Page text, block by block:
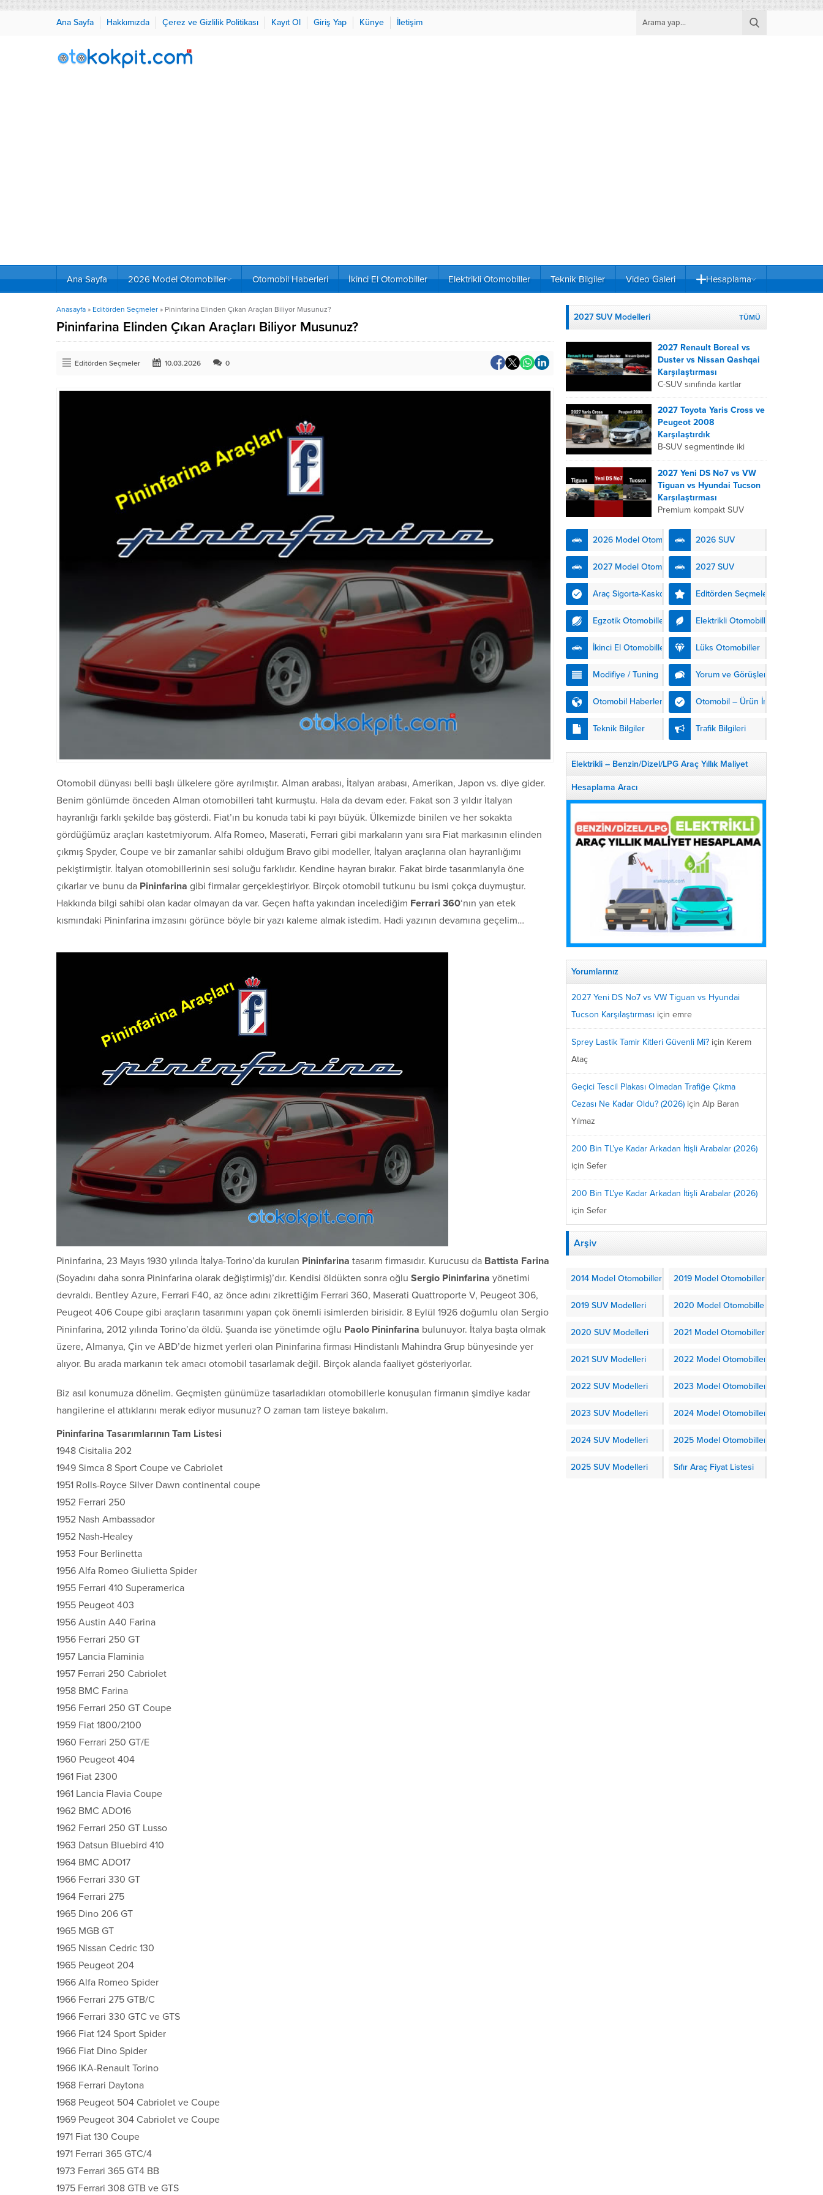
Ana Sayfa Hakkımızda Çerez ve Gizlilik Politikası Kayıt Ol Giriş Yap Künye İletişim
Ana Sayfa 2026 Model Otomobiller Otomobil Haberleri İkinci El Otomobiller Elektrikli Otomobiller Teknik Bilgiler Video Galeri Hesaplama
Anasayfa » Editörden Seçmeler » Pininfarina Elinden Çıkan Araçları Biliyor Musunuz?
Pininfarina Elinden Çıkan Araçları Biliyor Musunuz?
Editörden Seçmeler 10.03.2026 0
Otomobil dünyası belli başlı ülkelere göre ayrılmıştır. Alman arabası, İtalyan arabası, Amerikan, Japon vs. diye gider.
Benim gönlümde önceden Alman otomobilleri taht kurmuştu. Hala da devam eder. Fakat son 3 yıldır İtalyan
hayranlığı farklı şekilde baş gösterdi. Fiat’ın bu konuda tabi ki payı büyük. Ülkemizde binilen ve her sokakta
gördüğümüz araçları kastetmiyorum. Alfa Romeo, Maserati, Ferrari gibi markaların yanı sıra Fiat markasının elinden
çıkmış Spyder, Coupe ve bir zamanlar sahibi olduğum Bravo gibi modeller, İtalyan araçlarına olan hayranlığımı
pekiştirmiştir. İtalyan otomobillerinin sesi soluğu farklıdır. Kendine hayran bırakır. Fakat birde tasarımlarıyla öne
çıkarlar ve bunu da Pininfarina gibi firmalar gerçekleştiriyor. Birçok otomobil tutkunu bu ismi çokça duymuştur.
Hakkında bilgi sahibi olan kadar olmayan da var. Geçen hafta yakından incelediğim Ferrari 360‘nın yan etek
kısmındaki Pininfarina imzasını görünce böyle bir yazı kaleme almak istedim. Hadi yazının devamına geçelim…
Pininfarina, 23 Mayıs 1930 yılında İtalya-Torino’da kurulan Pininfarina tasarım firmasıdır. Kurucusu da Battista Farina
(Soyadını daha sonra Pininfarina olarak değiştirmiş)’dır. Kendisi öldükten sonra oğlu Sergio Pininfarina yönetimi
devraldı. Bentley Azure, Ferrari F40, az önce adını zikrettiğim Ferrari 360, Maserati Quattroporte V, Peugeot 306,
Peugeot 406 Coupe gibi araçların tasarımını yapan çok önemli isimlerden birisidir. 8 Eylül 1926 doğumlu olan Sergio
Pininfarina, 2012 yılında Torino’da öldü. Şuanda ise yönetimde oğlu Paolo Pininfarina bulunuyor. İtalya başta olmak
üzere, Almanya, Çin ve ABD’de hizmet yerleri olan Pininfarina firması Hindistanlı Mahindra Grup bünyesinde yer
alıyor. Bu arada markanın tek amacı otomobil tasarlamak değil. Birçok alanda faaliyet gösteriyorlar.
Biz asıl konumuza dönelim. Geçmişten günümüze tasarladıkları otomobillerle konuşulan firmanın şimdiye kadar
hangilerine el attıklarını merak ediyor musunuz? O zaman tam listeye bakalım.
Pininfarina Tasarımlarının Tam Listesi
1948 Cisitalia 202
1949 Simca 8 Sport Coupe ve Cabriolet
1951 Rolls-Royce Silver Dawn continental coupe
1952 Ferrari 250
1952 Nash Ambassador
1952 Nash-Healey
1953 Four Berlinetta
1956 Alfa Romeo Giulietta Spider
1955 Ferrari 410 Superamerica
1955 Peugeot 403
1956 Austin A40 Farina
1956 Ferrari 250 GT
1957 Lancia Flaminia
1957 Ferrari 250 Cabriolet
1958 BMC Farina
1956 Ferrari 250 GT Coupe
1959 Fiat 1800/2100
1960 Ferrari 250 GT/E
1960 Peugeot 404
1961 Fiat 2300
1961 Lancia Flavia Coupe
1962 BMC ADO16
1962 Ferrari 250 GT Lusso
1963 Datsun Bluebird 410
1964 BMC ADO17
1966 Ferrari 330 GT
1964 Ferrari 275
1965 Dino 206 GT
1965 MGB GT
1965 Nissan Cedric 130
1965 Peugeot 204
1966 Alfa Romeo Spider
1966 Ferrari 275 GTB/C
1966 Ferrari 330 GTC ve GTS
1966 Fiat 124 Sport Spider
1966 Fiat Dino Spider
1966 IKA-Renault Torino
1968 Ferrari Daytona
1968 Peugeot 504 Cabriolet ve Coupe
1969 Peugeot 304 Cabriolet ve Coupe
1971 Fiat 130 Coupe
1971 Ferrari 365 GTC/4
1973 Ferrari 365 GT4 BB
1975 Ferrari 308 GTB ve GTS
2027 SUV Modelleri TÜMÜ
2027 Renault Boreal vs
Duster vs Nissan Qashqai
Karşılaştırması
C-SUV sınıfında kartlar
yeniden dağıtıldı. 2027
Renault Boreal, Renault
Duster ve Nissan Qashqai;
her biri farklı bir sürüş
deneyimi, motor...
2027 Toyota Yaris Cross ve
Peugeot 2008
Karşılaştırdık
B-SUV segmentinde iki
önemli oyuncu olan 2027
Toyota Yaris
Cross ve Peugeot 2008,
farklı mühendislik
felsefeleriyle kullanıcıların
hibrit teknolojisindeki
uzmanlığını...
2027 Yeni DS No7 vs VW
Tiguan vs Hyundai Tucson
Karşılaştırması
Premium kompakt SUV
isteyen 2027 DS No7,
kendinden şarjlı hibrit
teknolojisiyle buluşturuyor.
DS Automobiles’in yeni...
2026 Model Otomobiller 2026 SUV
2027 Model Otomobiller 2027 SUV
Araç Sigorta-Kasko Editörden Seçmeler
Egzotik Otomobiller Elektrikli Otomobiller
İkinci El Otomobiller Lüks Otomobiller
Modifiye / Tuning Yorum ve Görüşler
Otomobil Haberleri Otomobil – Ürün İnceleme
Teknik Bilgiler Trafik Bilgileri
Elektrikli – Benzin/Dizel/LPG Araç Yıllık Maliyet
Hesaplama Aracı
Yorumlarınız
2027 Yeni DS No7 vs VW Tiguan vs Hyundai
Tucson Karşılaştırması için emre
Sprey Lastik Tamir Kitleri Güvenli Mi? için Kerem
Ataç
Geçici Tescil Plakası Olmadan Trafiğe Çıkma
Cezası Ne Kadar Oldu? (2026) için Alp Baran
Yılmaz
200 Bin TL’ye Kadar Arkadan İtişli Arabalar (2026)
için Sefer
200 Bin TL’ye Kadar Arkadan İtişli Arabalar (2026)
için Sefer
Arşiv
2014 Model Otomobiller 2019 Model Otomobiller
2019 SUV Modelleri 2020 Model Otomobiller
2020 SUV Modelleri 2021 Model Otomobiller
2021 SUV Modelleri 2022 Model Otomobiller
2022 SUV Modelleri 2023 Model Otomobiller
2023 SUV Modelleri 2024 Model Otomobiller
2024 SUV Modelleri 2025 Model Otomobiller
2025 SUV Modelleri Sıfır Araç Fiyat Listesi